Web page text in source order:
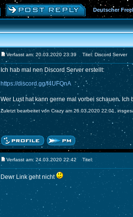
Deutscher
Verfasst am: 20.03.2020 23:39 Titel: Discord Server
Ich hab mal nen Discord Server erstellt:
https://discord.gg/f4UFQnA
Wer Lust hat kann gerne mal vorbei schauen.
Zuletzt bearbeitet von Crazy am 26.03.2020 22:01,
Verfasst am: 24.03.2020 22:42 Titel:
Dewr Link geht nicht